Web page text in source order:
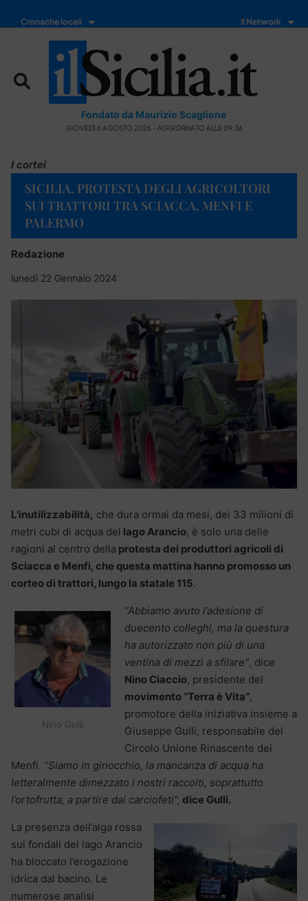
Cronache locali Il Network
Fondato da Maurizio Scaglione
GIOVEDÌ 6 AGOSTO 2026 - AGGIORNATO ALLE 09:36
I cortei
SICILIA, PROTESTA DEGLI AGRICOLTORI
SUI TRATTORI TRA SCIACCA, MENFI E
PALERMO
Redazione
lunedì 22 Gennaio 2024
L’inutilizzabilità, che dura ormai da mesi, dei 33 milioni di
metri cubi di acqua del lago Arancio, è solo una delle
ragioni al centro della protesta dei produttori agricoli di
Sciacca e Menfi, che questa mattina hanno promosso un
corteo di trattori, lungo la statale 115.
Nino Gulli
“Abbiamo avuto l’adesione di
duecento colleghi, ma la questura
ha autorizzato non più di una
ventina di mezzi a sfilare”, dice
Nino Ciaccio, presidente del
movimento “Terra è Vita”,
promotore della iniziativa insieme a
Giuseppe Gulli, responsabile del
Circolo Unione Rinascente dei
Menfi. “Siamo in ginocchio, la mancanza di acqua ha
letteralmente dimezzato i nostri raccolti, soprattutto
l’ortofrutta, a partire dai carciofeti”, dice Gulli.
La presenza dell’alga rossa
sui fondali del lago Arancio
ha bloccato l’erogazione
idrica dal bacino. Le
numerose analisi